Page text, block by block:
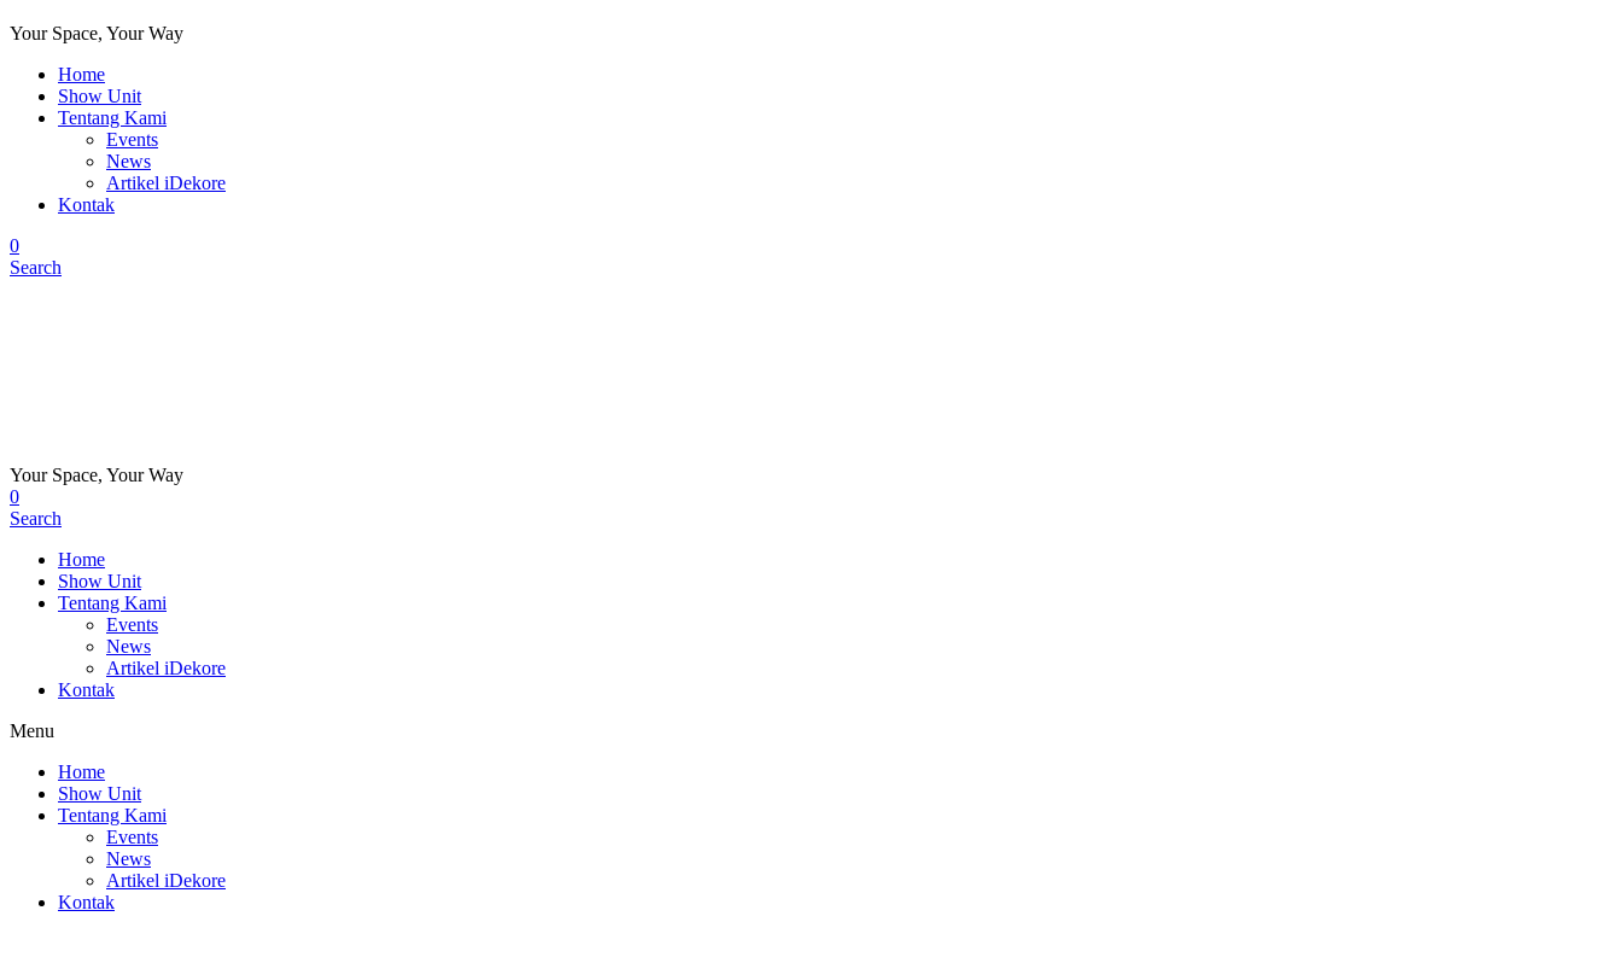
Your Space, Your Way
Home
Show Unit
Tentang Kami
Events
News
Artikel iDekore
Kontak
0
Search
Your Space, Your Way
0
Search
Home
Show Unit
Tentang Kami
Events
News
Artikel iDekore
Kontak
Menu
Home
Show Unit
Tentang Kami
Events
News
Artikel iDekore
Kontak